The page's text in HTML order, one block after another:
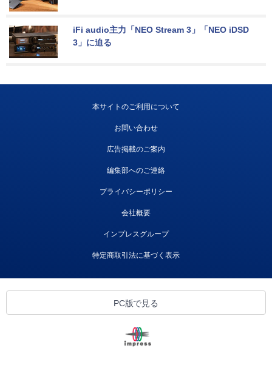
iFi audio主力「NEO Stream 3」「NEO iDSD
3」に迫る
本サイトのご利用について
お問い合わせ
広告掲載のご案内
編集部へのご連絡
プライバシーポリシー
会社概要
インプレスグループ
特定商取引法に基づく表示
PC版で見る